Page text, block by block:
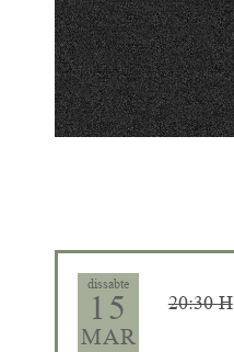
dissabte
15
MAR
20:30 H